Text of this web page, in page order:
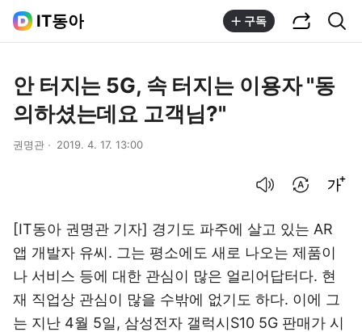
IT동아 구독
안 터지는 5G, 속 터지는 이용자 "동
의하셨는데요 고객님?"
권명관 2019. 4. 17. 13:00
[IT동아 권명관 기자] 경기도 파주에 살고 있는 AR
앱 개발자 유씨. 그는 평소에도 새로 나오는 제품이
나 서비스 등에 대한 관심이 많은 얼리어답터다. 현
재 직업상 관심이 많을 수밖에 없기도 하다. 이에 그
는 지난 4월 5일, 삼성전자 갤럭시S10 5G 판매가 시